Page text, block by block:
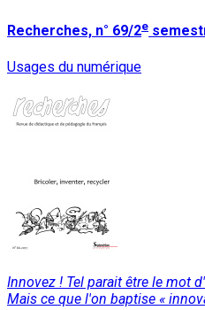
Recherches, n° 69/2e
Usages du numérique
Innovez ! Tel parait être le mot
Mais ce que l'on baptise «